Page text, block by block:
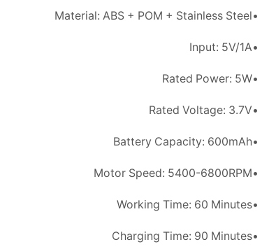
•Material: ABS + POM + Stainless Steel
•Input: 5V/1A
•Rated Power: 5W
•Rated Voltage: 3.7V
•Battery Capacity: 600mAh
•Motor Speed: 5400-6800RPM
•Working Time: 60 Minutes
•Charging Time: 90 Minutes